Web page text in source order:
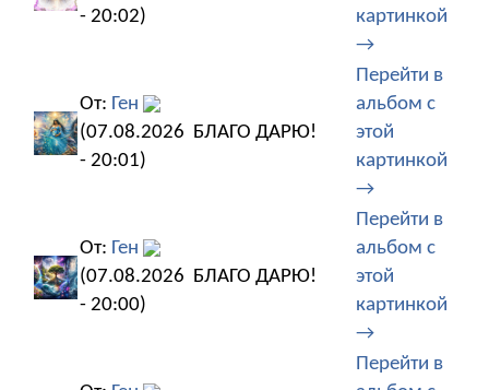
- 20:02)
картинкой
→
От: Ген
(07.08.2026
- 20:01)
БЛАГО ДАРЮ!
Перейти в
альбом с
этой
картинкой
→
От: Ген
(07.08.2026
- 20:00)
БЛАГО ДАРЮ!
Перейти в
альбом с
этой
картинкой
→
Перейти в